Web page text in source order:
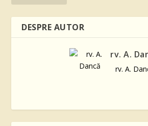
DESPRE AUTOR
rv. A.
rv. A.